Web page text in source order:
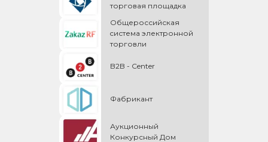
торговая площадка
Общероссийская
cистема электронной
торговли
B2B - Center
Фабрикант
Аукционный
Конкурсный Дом